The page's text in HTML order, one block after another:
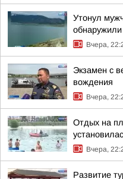
Утонул
Вчера,
Экзамен с
вождения
Вчера,
Отдых на
Вчера,
Развитие